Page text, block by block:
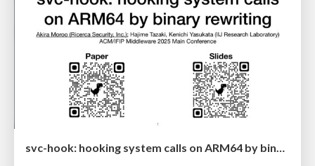
svc-hook: hooking system calls on ARM64 by binary rewriting